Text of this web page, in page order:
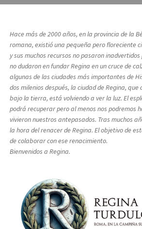
Hace más de 2000 años, en la provincia de la
romana, existió una pequeña pero floreciente
y sus muchos recursos no pasaron
no dudaron en fundar Regina en un cruce de
algunas de las ciudades más importantes de
dos milenios después, la ciudad de Regina,
bajo la tierra, está volviendo a ver la luz. El
podrá recuperar pero al menos nos podremos
vivieron nuestros antepasados. Tras muchos
la hora del renacer de Regina. El objetivo de
de colaborar con ese renacimiento.
Bienvenidos a Regina.